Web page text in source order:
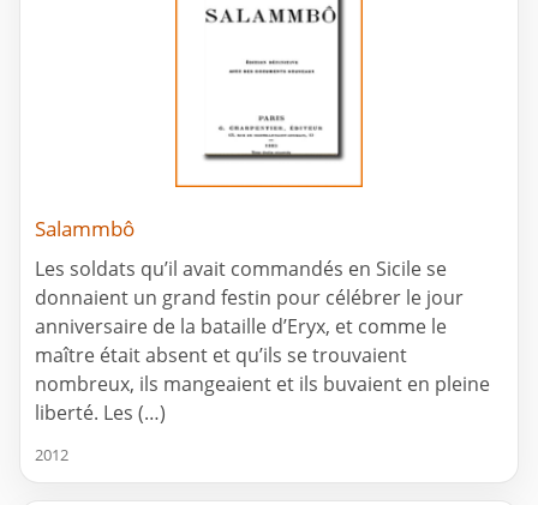
Salammbô
Les soldats qu’il avait commandés en Sicile se
donnaient un grand festin pour célébrer le jour
anniversaire de la bataille d’Eryx, et comme le
maître était absent et qu’ils se trouvaient
nombreux, ils mangeaient et ils buvaient en pleine
liberté. Les (…)
2012